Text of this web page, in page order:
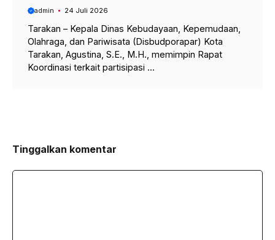
admin 24 Juli 2026
Tarakan – Kepala Dinas Kebudayaan, Kepemudaan,
Olahraga, dan Pariwisata (Disbudporapar) Kota
Tarakan, Agustina, S.E., M.H., memimpin Rapat
Koordinasi terkait partisipasi ...
Tinggalkan komentar